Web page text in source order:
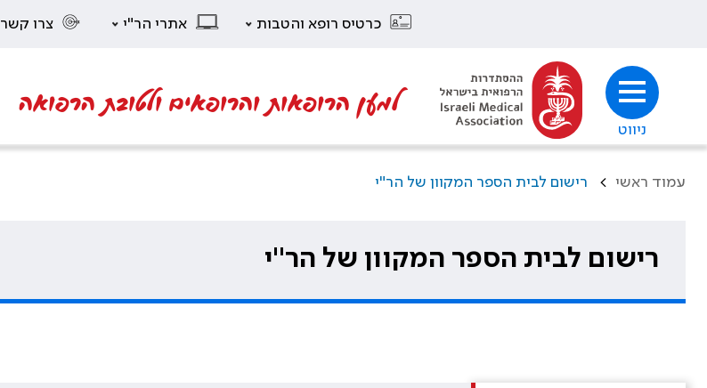
כרטיס רופא והטבות אתרי הר"י צרו קשר
ניווט
למען הרופאות והרופאים ולטובת הרפואה
עמוד ראשי > רישום לבית הספר המקוון של הר"י
רישום לבית הספר המקוון של הר"י